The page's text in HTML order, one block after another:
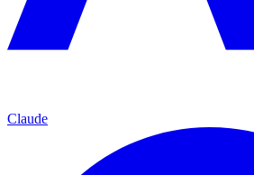
Claude